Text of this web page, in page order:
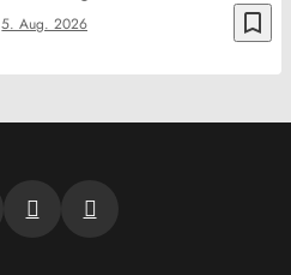
bookmark_border
5. Aug. 2026